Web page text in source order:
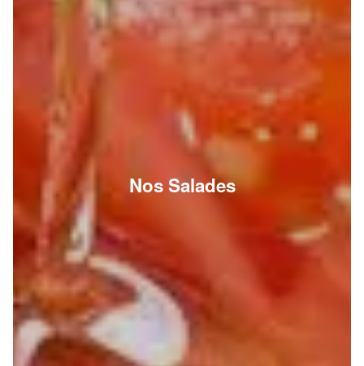
Nos Salades